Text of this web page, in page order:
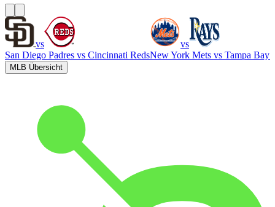
vs
San Diego Padres vs Cincinnati Reds
vs
New York Mets vs Tampa Bay
MLB Übersicht